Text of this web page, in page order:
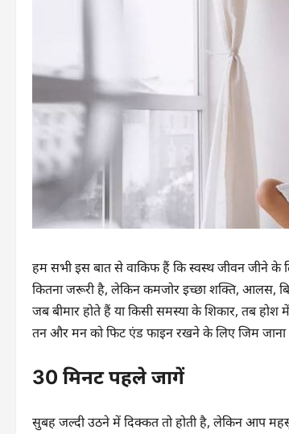
हम सभी इस बात से वाकिफ हैं कि स्वस्थ जीवन जीने के
कितना जरूरी है, लेकिन कमजोर इच्छा शक्ति, आलस,
जब बीमार होते हैं या किसी समस्या के शिकार, तब
तन और मन को फिट एंड फाइन रखने के लिए जिम
30 मिनट पहले जागें
सुबह जल्दी उठने में दिक्कत तो होती है, लेकिन आप